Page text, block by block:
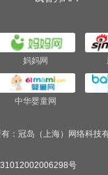
妈妈网
中华婴童网
有：冠岛（上海）网络科技
号